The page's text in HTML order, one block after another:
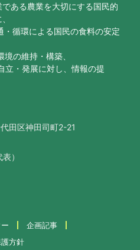
ある農業を大切にする国民的
・循環による国民の食料の安定
の維持・構築、
立・発展に対し、情報の提
田区神田司町2-21
）
企画記事
方針